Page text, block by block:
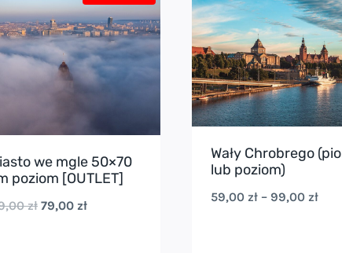
we mgle 50×70
poziom [OUTLET]
zł Pierwotna
79,00 złAktualna
Wały Chrobrego
lub poziom)
59,00 zł – 99,00 zł